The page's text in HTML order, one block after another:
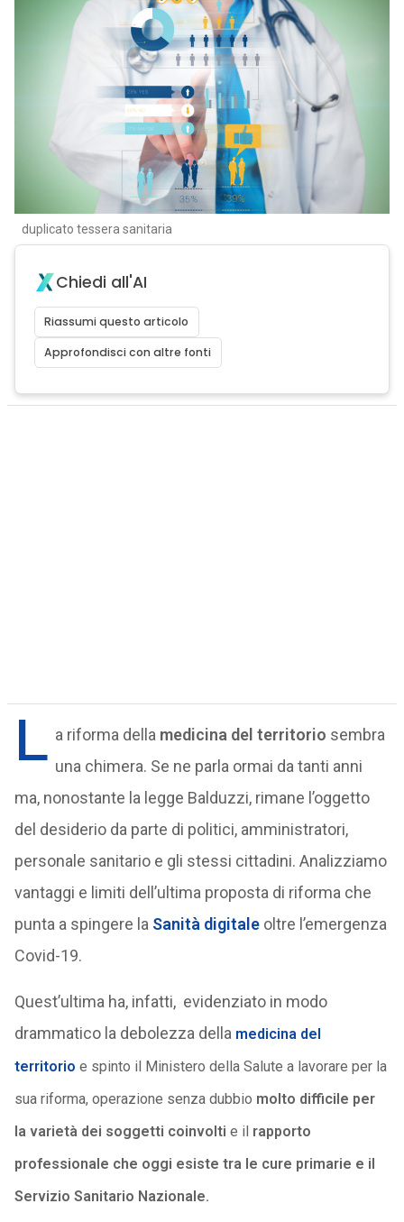
duplicato tessera sanitaria
Chiedi all'AI
Riassumi questo articolo
Approfondisci con altre fonti
L a riforma della medicina del territorio sembra
una chimera. Se ne parla ormai da tanti anni
ma, nonostante la legge Balduzzi, rimane l’oggetto
del desiderio da parte di politici, amministratori,
personale sanitario e gli stessi cittadini. Analizziamo
vantaggi e limiti dell’ultima proposta di riforma che
punta a spingere la Sanità digitaleoltre l’emergenza
Covid-19.
Quest’ultima ha, infatti, evidenziato in modo
drammatico la debolezza della medicina del
territorio e spinto il Ministero della Salute a lavorare per la
sua riforma, operazione senza dubbio molto difficile per
la varietà dei soggetti coinvolti e il rapporto
professionale che oggi esiste tra le cure primarie e il
Servizio Sanitario Nazionale.